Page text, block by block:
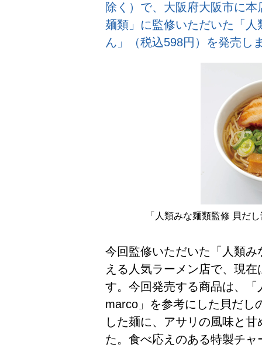
除く）で、大阪府大阪市に
麺類」に監修いただいた「
ん」（税込598円）を発売し
「人類みな麺類監修 貝だ
今回監修いただいた「人類
える人気ラーメン店で、現
す。今回発売する商品は、
marco」を参考にした貝だ
した麺に、アサリの風味と
た。食べ応えのある特製チ